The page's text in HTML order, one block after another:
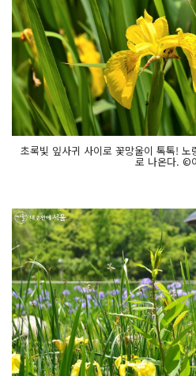
초록빛 잎사귀 사이로 꽃망울이 톡톡! 노
로 나온다. ©